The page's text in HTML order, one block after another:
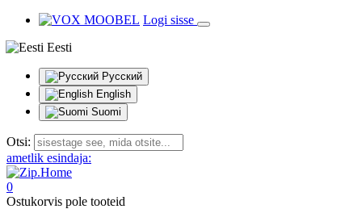
Logi sisse
Eesti
Русский
English
Suomi
Otsi:
ametlik esindaja:
0
Ostukorvis pole tooteid